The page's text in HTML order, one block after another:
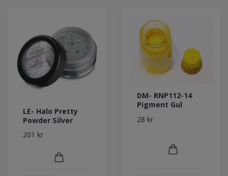
LE- Halo Pretty
Powder Silver
201 kr
DM- RNP112-14
Pigment Gul
28 kr